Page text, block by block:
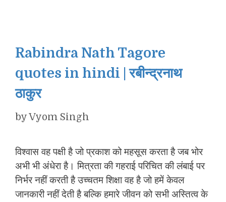
Rabindra Nath Tagore
quotes in hindi | रबीन्द्रनाथ
ठाकुर
byVyom Singh
विश्वास वह पक्षी है जो प्रकाश को महसूस करता है जब भोर
अभी भी अंधेरा है। मित्रता की गहराई परिचित की लंबाई पर
निर्भर नहीं करती है उच्चतम शिक्षा वह है जो हमें केवल
जानकारी नहीं देती है बल्कि हमारे जीवन को सभी अस्तित्व के